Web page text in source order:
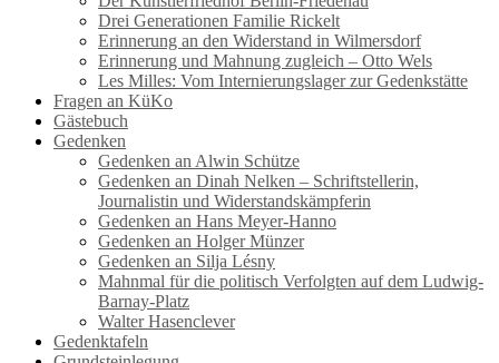
Drei Generationen Familie Rickelt
Erinnerung an den Widerstand in Wilmersdorf
Erinnerung und Mahnung zugleich – Otto Wels
Les Milles: Vom Internierungslager zur Gedenkstätte
Fragen an KüKo
Gästebuch
Gedenken
Gedenken an Alwin Schütze
Gedenken an Dinah Nelken – Schriftstellerin,
Journalistin und Widerstandskämpferin
Gedenken an Hans Meyer-Hanno
Gedenken an Holger Münzer
Gedenken an Silja Lésny
Mahnmal für die politisch Verfolgten auf dem Ludwig-
Barnay-Platz
Walter Hasenclever
Gedenktafeln